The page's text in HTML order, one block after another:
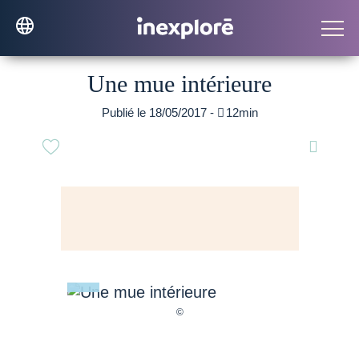
Une mue intérieure
Publié le 18/05/2017 -  12min
